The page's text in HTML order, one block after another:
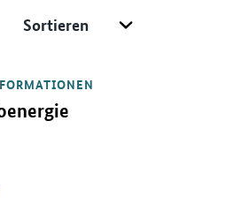
in neuem Fenster.
der Exportinitiative Energie"